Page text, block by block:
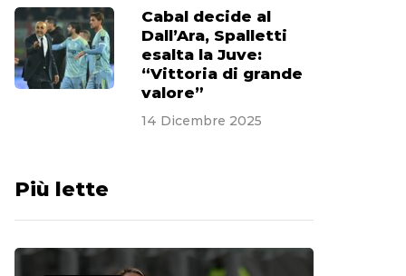
Cabal decide al
Dall’Ara, Spalletti
esalta la Juve:
“Vittoria di grande
valore”
14 Dicembre 2025
Più lette